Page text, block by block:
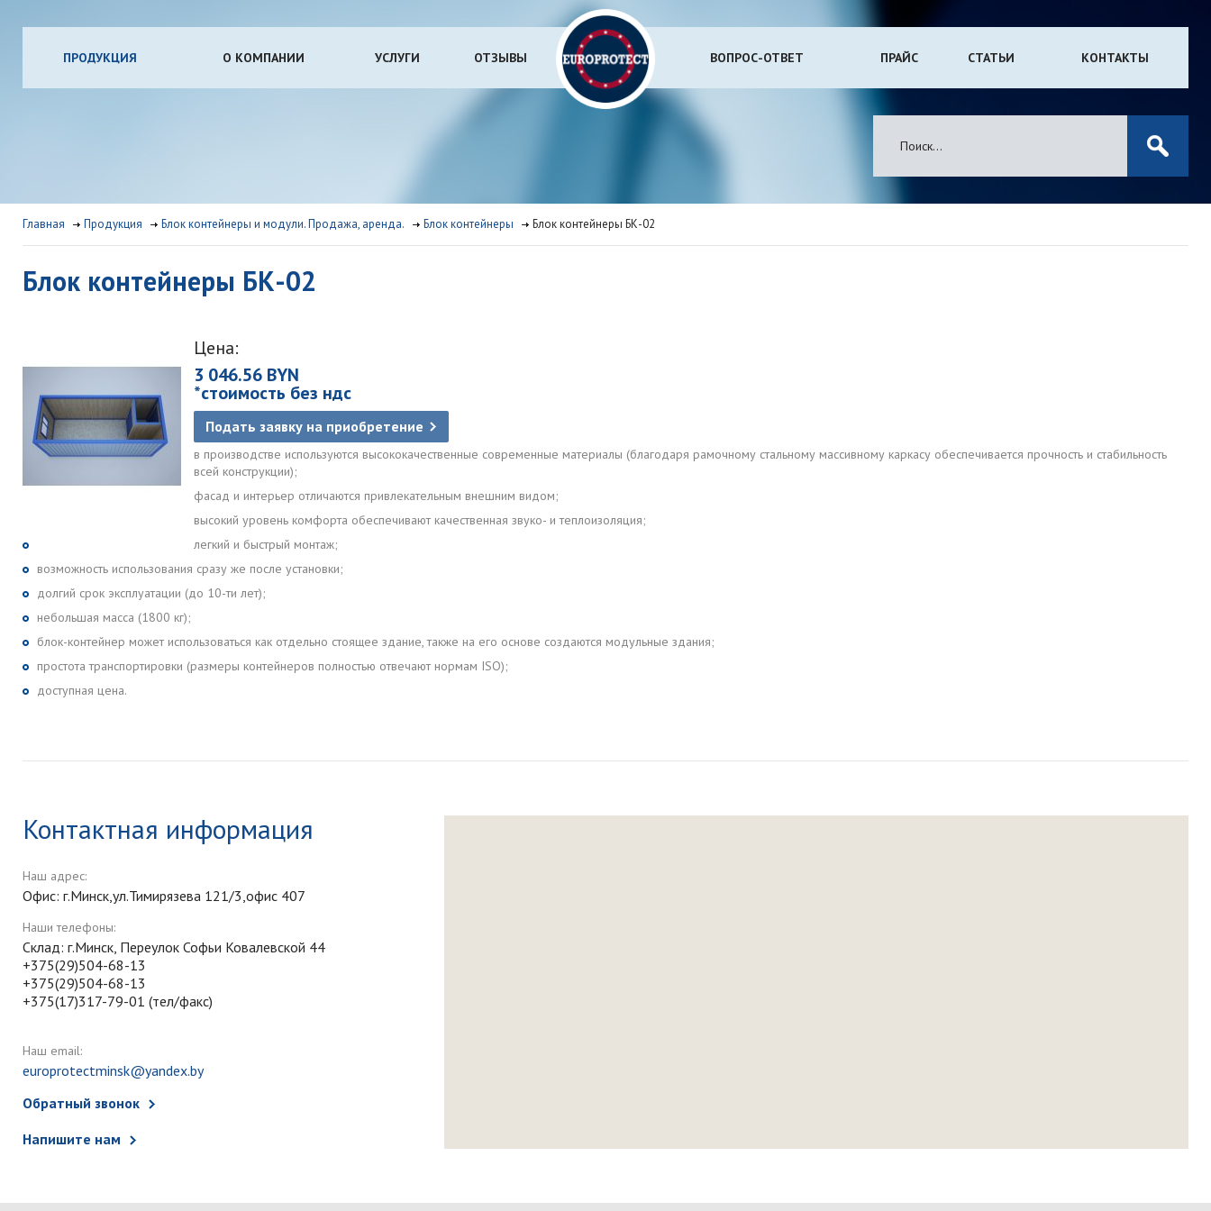
ПРОДУКЦИЯ О КОМПАНИИ УСЛУГИ ОТЗЫВЫ ВОПРОС-ОТВЕТ ПРАЙС СТАТЬИ КОНТАКТЫ
Главная Продукция Блок контейнеры и модули. Продажа, аренда. Блок контейнеры Блок контейнеры БК-02
Блок контейнеры БК-02
Цена:
3 046.56 BYN
*стоимость без ндс
Подать заявку на приобретение
в производстве используются высококачественные современные материалы (благодаря рамочному стальному массивному каркасу обеспечивается прочность и стабильность
всей конструкции);
фасад и интерьер отличаются привлекательным внешним видом;
высокий уровень комфорта обеспечивают качественная звуко- и теплоизоляция;
легкий и быстрый монтаж;
возможность использования сразу же после установки;
долгий срок эксплуатации (до 10-ти лет);
небольшая масса (1800 кг);
блок-контейнер может использоваться как отдельно стоящее здание, также на его основе создаются модульные здания;
простота транспортировки (размеры контейнеров полностью отвечают нормам ISO);
доступная цена.
Контактная информация
Наш адрес:
Офис: г.Минск,ул.Тимирязева 121/3,офис 407
Наши телефоны:
Склад: г.Минск, Переулок Софьи Ковалевской 44
+375(29)504-68-13
+375(29)504-68-13
+375(17)317-79-01 (тел/факс)
Наш email:
europrotectminsk@yandex.by
Обратный звонок
Напишите нам